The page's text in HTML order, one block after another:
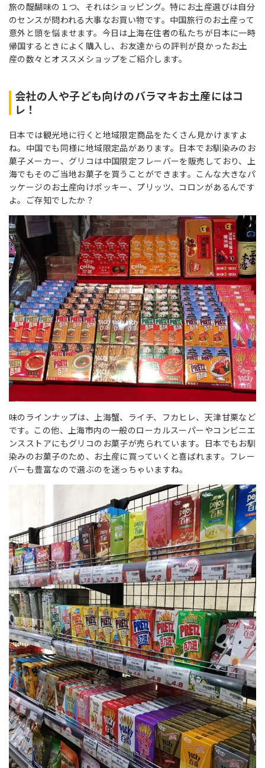
旅の醍醐味の１つ、それはショッピング。特にお土産選びは自分
のセンスが問われる大事なお買い物です。中国旅行のお土産って
意外と頭を悩ませます。今日は上海在住者の私たちが日本に一時
帰国するときによく購入し、お友達からの評判が良かったお土
産の数々とオススメショップをご紹介します。
会社の人や子ども向けのバラマキお土産にはコ
レ！
日本では観光地に行くと地域限定商品をたくさん見かけますよ
ね。中国でも同様に地域限定品があります。日本でお馴染みのお
菓子メーカー、グリコは中国限定フレーバーを販売しており、上
海でもそのご当地お菓子を買うことができます。こんな大きなパ
ッケージのお土産向けポッキー、プリッツ、コロンがあるんです
よ。ご存知でしたか？
味のラインナップは、上海蟹、ライチ、フカヒレ、天津甘栗など
です。この他、上海市内の一般のローカルスーパーやコンビニエ
ンスストアにもグリコのお菓子が売られています。日本でもお馴
染みのお菓子のため、お土産に買っていくと喜ばれます。フレー
バーも豊富なので選ぶのを迷っちゃいますね。